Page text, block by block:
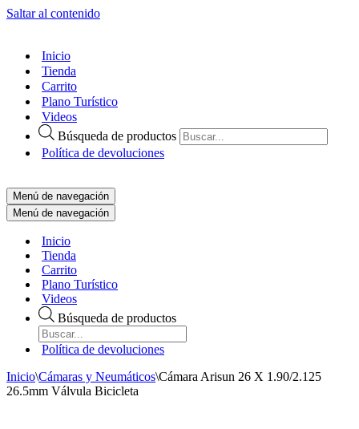
Saltar al contenido
Inicio
Tienda
Carrito
Plano Turístico
Videos
Búsqueda de productos
Política de devoluciones
Menú de navegación
Menú de navegación
Inicio
Tienda
Carrito
Plano Turístico
Videos
Búsqueda de productos
Política de devoluciones
Inicio\Cámaras y Neumáticos\Cámara Arisun 26 X 1.90/2.125
26.5mm Válvula Bicicleta